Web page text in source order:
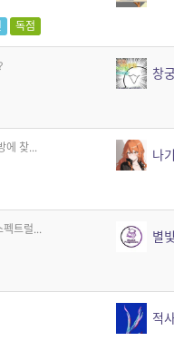
독점
창궁
에 찾... 나기
펙트럴... 별
적